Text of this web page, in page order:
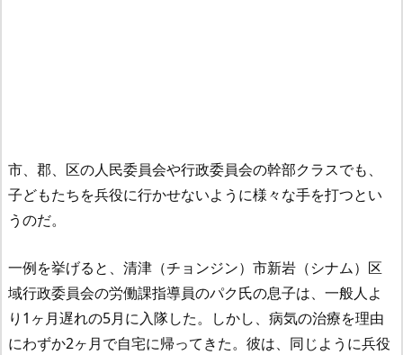
市、郡、区の人民委員会や行政委員会の幹部クラスでも、
子どもたちを兵役に行かせないように様々な手を打つとい
うのだ。
一例を挙げると、清津（チョンジン）市新岩（シナム）区
域行政委員会の労働課指導員のパク氏の息子は、一般人よ
り1ヶ月遅れの5月に入隊した。しかし、病気の治療を理由
にわずか2ヶ月で自宅に帰ってきた。彼は、同じように兵役